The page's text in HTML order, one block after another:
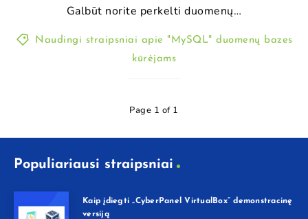
Galbūt norite perkelti duomenų…
Naudingi straipsniai apie "MySQL" duomenų bazes
kūrėjams
Page 1 of 1
Populiariausi straipsniai
Kaip įdiegti „CyberPanel VirtualBox” demonstracinę
versiją